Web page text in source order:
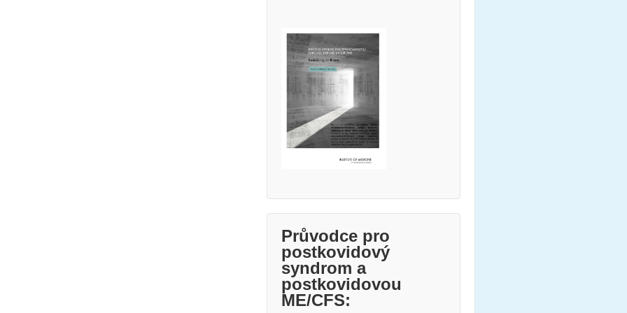
Průvodce pro
postkovidový
syndrom a
postkovidovou
ME/CFS: